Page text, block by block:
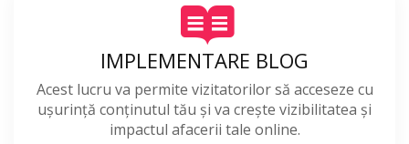
IMPLEMENTARE BLOG
Acest lucru va permite vizitatorilor să acceseze cu
ușurință conținutul tău și va crește vizibilitatea și
impactul afacerii tale online.